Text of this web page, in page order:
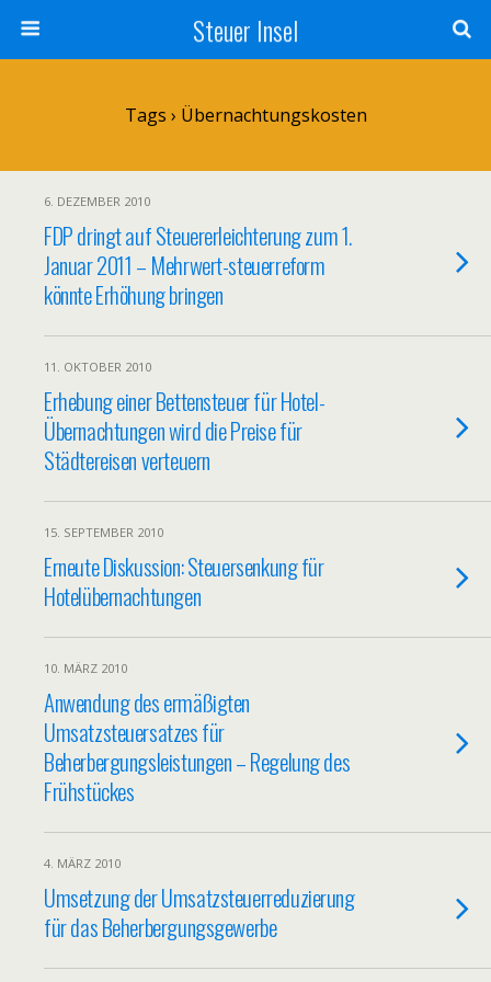
Steuer Insel
Tags › Übernachtungskosten
6. DEZEMBER 2010
FDP dringt auf Steuererleichterung zum 1.
Januar 2011 – Mehrwert-steuerreform
könnte Erhöhung bringen
11. OKTOBER 2010
Erhebung einer Bettensteuer für Hotel-
Übernachtungen wird die Preise für
Städtereisen verteuern
15. SEPTEMBER 2010
Erneute Diskussion: Steuersenkung für
Hotelübernachtungen
10. MÄRZ 2010
Anwendung des ermäßigten
Umsatzsteuersatzes für
Beherbergungsleistungen – Regelung des
Frühstückes
4. MÄRZ 2010
Umsetzung der Umsatzsteuerreduzierung
für das Beherbergungsgewerbe